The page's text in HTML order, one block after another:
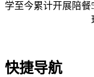
学至今累计开展陪
快捷导航